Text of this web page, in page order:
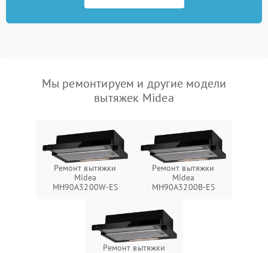
Мы ремонтируем и другие модели
вытяжек Midea
Ремонт вытяжки
Midea
MH90A3200W-ES
Ремонт вытяжки
Midea
MH90A3200B-ES
Ремонт вытяжки